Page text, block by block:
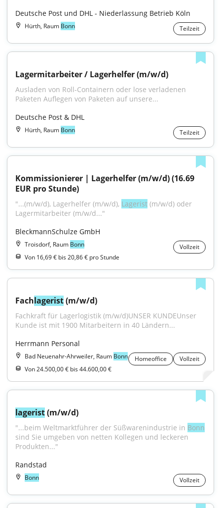
Deutsche Post und DHL - Niederlassung Betrieb Köln
Hürth, Raum Bonn Teilzeit
Lagermitarbeiter / Lagerhelfer (m/w/d)
Ausladen von Roll-Containern oder lose verladenen
Paketen Auflegen von Paketen auf unsere...
Deutsche Post & DHL
Hürth, Raum Bonn Teilzeit
Kommissionierer | Lagerhelfer (m/w/d) (16.69
EUR pro Stunde)
"...(m/w/d), Lagerhelfer (m/w/d), Lagerist (m/w/d) oder
Lagermitarbeiter (m/w/d..."
BleckmannSchulze GmbH
Troisdorf, Raum Bonn
Vollzeit
Von 16,69 € bis 20,86 € pro Stunde
Fachlagerist (m/w/d)
Fachkraft für Lagerlogistik (m/w/d)UNSER KUNDEUnser
Kunde ist mit 1900 Mitarbeitern in 40 Ländern...
Herrmann Personal
Bad Neuenahr-Ahrweiler, Raum Bonn Homeoffice
Vollzeit
Von 24.500,00 € bis 44.600,00 €
lagerist (m/w/d)
"...beim Weltmarktführer der Süßwarenindustrie in Bonn
sind Sie umgeben von netten Kollegen und leckeren
Produkten..."
Randstad
Bonn Vollzeit